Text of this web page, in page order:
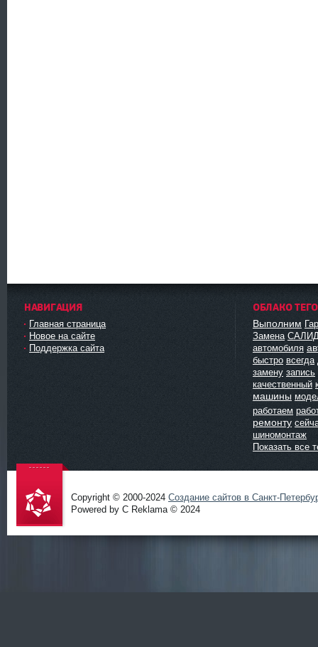
НАВИГАЦИЯ
Главная страница
Новое на сайте
Поддержка сайта
ОБЛАКО
Выполним
Замена
автомобиля
быстро всегда
замену запись
качественный
машины
работаем
ремонту
шиномонтаж
Показать все
Проект
Copyright © 2000-2024 Создание сайтов в Санкт-
Powered by C Reklama © 2024